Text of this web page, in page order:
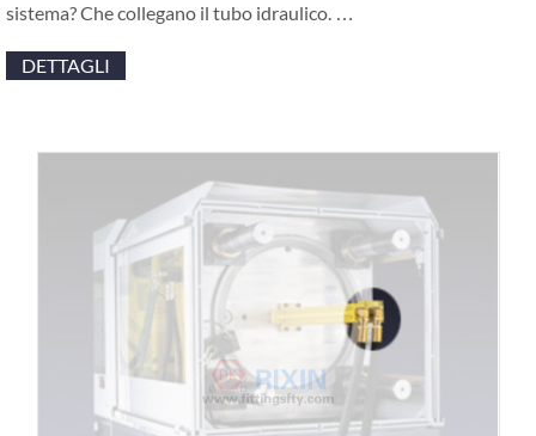
sistema? Che collegano il tubo idraulico. …
DETTAGLI